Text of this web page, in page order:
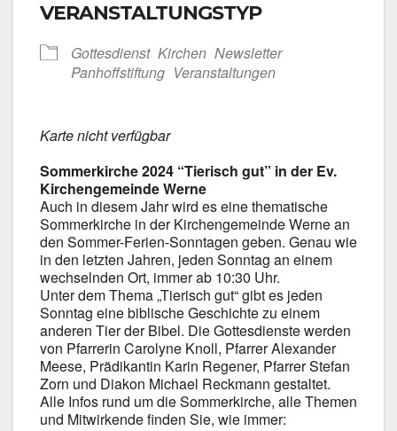
VERANSTALTUNGSTYP
Got­tes­dienst Kir­chen News­let­ter
Pan­hoff­stif­tung Ver­an­stal­tun­gen
Kar­te nicht ver­füg­bar
Som­mer­kir­che 2024 “Tie­risch gut” in der Ev.
Kir­chen­ge­mein­de Wer­ne
Auch in die­sem Jahr wird es eine the­ma­ti­sche
Som­mer­kir­che in der Kir­chen­ge­mein­de Wer­ne an
den Sommer-Ferien-Sonntagen geben. Genau wie
in den letz­ten Jah­ren, jeden Sonn­tag an einem
wech­seln­den Ort, immer ab 10:30 Uhr.
Unter dem The­ma „Tie­risch gut“ gibt es jeden
Sonn­tag eine bibli­sche Geschich­te zu einem
ande­ren Tier der Bibel. Die Got­tes­diens­te wer­den
von Pfar­re­rin Caro­ly­ne Knoll, Pfar­rer Alex­an­der
Mee­se, Prä­di­kan­tin Karin Rege­ner, Pfar­rer Ste­fan
Zorn und Dia­kon Micha­el Reck­mann gestal­tet.
Alle Infos rund um die Som­mer­kir­che, alle The­men
und Mit­wir­ken­de fin­den Sie, wie immer: